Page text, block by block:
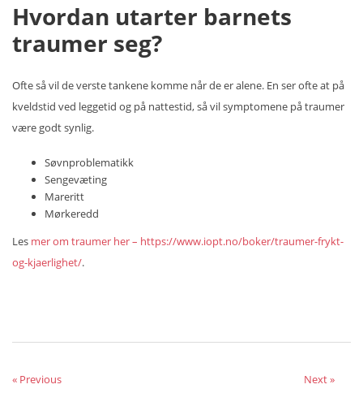
Hvordan utarter barnets
traumer seg?
Ofte så vil de verste tankene komme når de er alene. En ser ofte at på
kveldstid ved leggetid og på nattestid, så vil symptomene på traumer
være godt synlig.
Søvnproblematikk
Sengevæting
Mareritt
Mørkeredd
Les mer om traumer her – https://www.iopt.no/boker/traumer-frykt-
og-kjaerlighet/.
« Previous Next »